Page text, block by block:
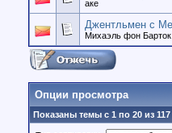
аке
Джентльмен с
Михаэль фон Барток
Опции просмотра
Показаны темы с 1 по 20 из 117